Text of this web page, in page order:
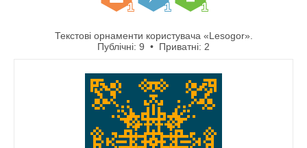
1 1 1
Текстові орнаменти користувача «Lesogor».
Публічні: 9 • Приватні: 2